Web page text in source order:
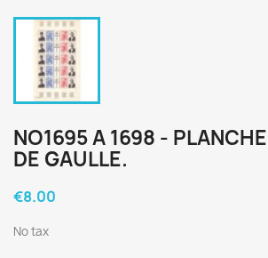
NO1695 A 1698 -
DE GAULLE.
€8.00
No tax